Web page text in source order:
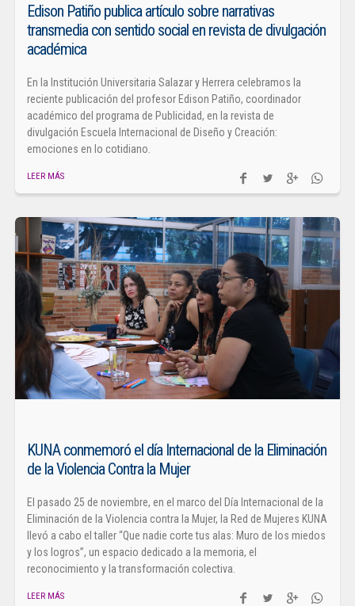
Edison Patiño publica artículo sobre narrativas
transmedia con sentido social en revista de divulgación
académica
En la Institución Universitaria Salazar y Herrera celebramos la
reciente publicación del profesor Edison Patiño, coordinador
académico del programa de Publicidad, en la revista de
divulgación Escuela Internacional de Diseño y Creación:
emociones en lo cotidiano.
LEER MÁS
KUNA conmemoró el día Internacional de la Eliminación
de la Violencia Contra la Mujer
El pasado 25 de noviembre, en el marco del Día Internacional de la
Eliminación de la Violencia contra la Mujer, la Red de Mujeres KUNA
llevó a cabo el taller “Que nadie corte tus alas: Muro de los miedos
y los logros”, un espacio dedicado a la memoria, el
reconocimiento y la transformación colectiva.
LEER MÁS